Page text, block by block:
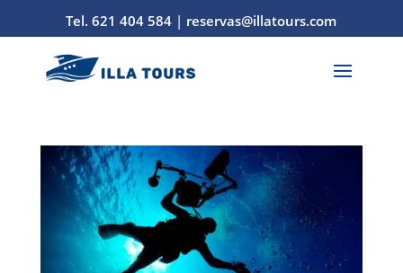
Tel. 621 404 584 | reservas@illatours.com